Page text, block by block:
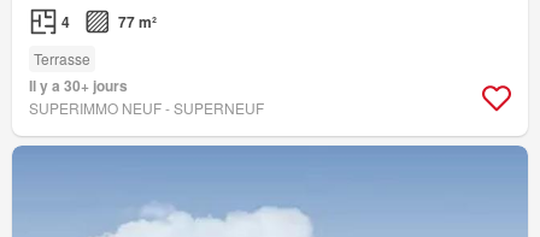
4 77 m²
Terrasse
Il y a 30+ jours
SUPERIMMO NEUF - SUPERNEUF